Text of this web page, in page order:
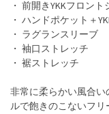
・ 前開きYKKフロン
・ ハンドポケット＋
・ ラグランスリーブ
・ 袖口ストレッチ
・ 裾ストレッチ
非常に柔らかい風合
ルで飽きのこないフリ